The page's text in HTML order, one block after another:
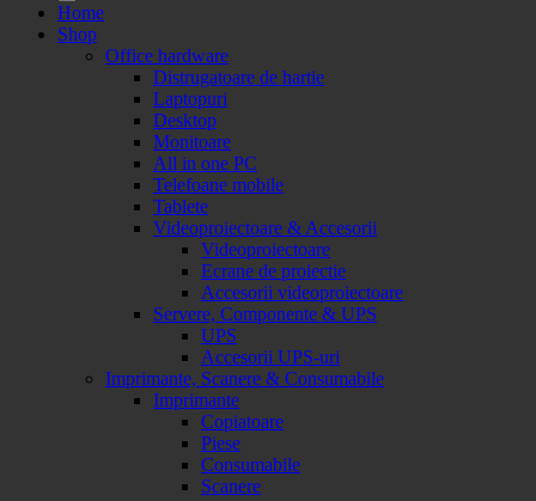
Home
Shop
Office hardware
Distrugatoare de hartie
Laptopuri
Desktop
Monitoare
All in one PC
Telefoane mobile
Tablete
Videoproiectoare & Accesorii
Videoproiectoare
Ecrane de proiectie
Accesorii videoproiectoare
Servere, Componente & UPS
UPS
Accesorii UPS-uri
Imprimante, Scanere & Consumabile
Imprimante
Copiatoare
Piese
Consumabile
Scanere